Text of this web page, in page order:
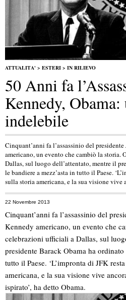
ATTUALITA' > ESTERI > IN RILIEVO
50 Anni fa
Kennedy,
indelebile
Cinquant’anni fa l’assassinio del
americano, un evento che cambiò la
Dallas, sul luogo dell’attentato, mentre il
le bandiere a mezz’asta in tutto il Paese.
sulla storia americana, e la sua visione
22 Novembre 2013
Cinquant’anni fa l’assassinio del
Kennedy americano, un evento che
celebrazioni ufficiali a Dallas, sul
presidente Barack Obama ha ordinato
tutto il Paese. ‘L’impronta di JFK
americana, e la sua visione vive
ispirato’, ha detto Obama.